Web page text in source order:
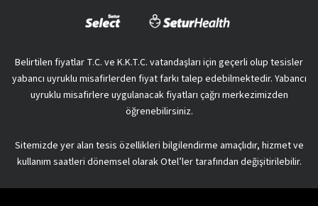
Belirtilen fiyatlar T.C. ve K.K.T.C. vatandaşları için geçerli olup tesisler
yabancı uyruklu misafirlerden fiyat farkı talep edebilmektedir. Yabancı
uyruklu misafirlere uygulanacak fiyatları çağrı merkezimizden
öğrenebilirsiniz.
Sitemizde yer alan tesis özellikleri bilgilendirme amaçlıdır, hizmet ve
kullanım saatleri dönemsel olarak Otel’ler tarafından değişitirilebilir.